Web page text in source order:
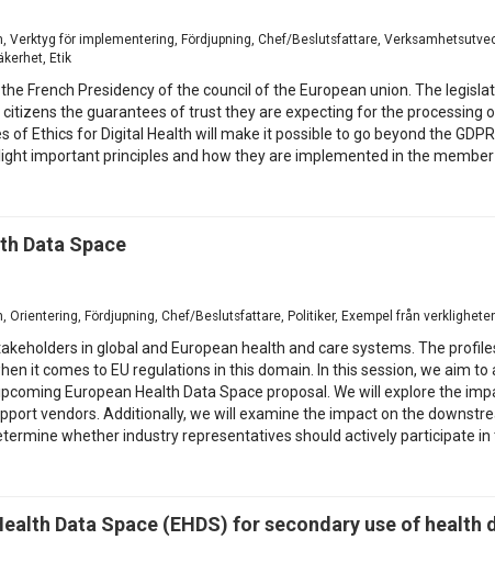
Verktyg för implementering, Fördjupning, Chef/Beslutsfattare,
Etik
French Presidency of the council of the European union. The
the guarantees of trust they are expecting for the processing
Ethics for Digital Health will make it possible to go beyond the
important principles and how they are implemented in the
Data Space
Orientering, Fördjupning, Chef/Beslutsfattare, Politiker, Exempel från
in global and European health and care systems. The
it comes to EU regulations in this domain. In this session, we aim
European Health Data Space proposal. We will explore the
vendors. Additionally, we will examine the impact on the
whether industry representatives should actively participate
Data Space (EHDS) for secondary use of health